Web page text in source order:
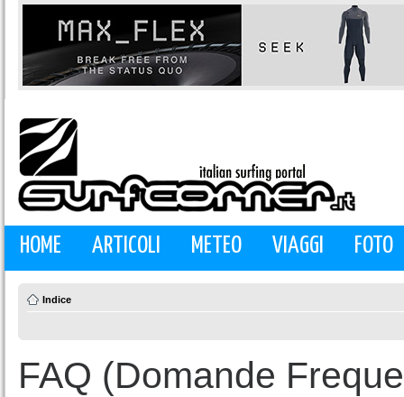
HOME ARTICOLI METEO VIAGGI FOTO
Indice
FAQ (Domande